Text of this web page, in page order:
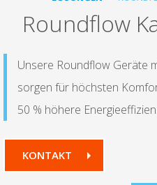
Roundflow
Unsere Roundflow Geräte
sorgen für höchsten
50 % höhere
KONTAKT